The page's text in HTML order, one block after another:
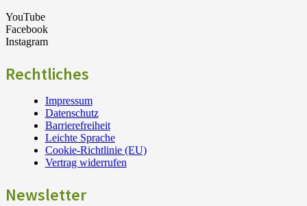
YouTube
Facebook
Instagram
Rechtliches
Impressum
Datenschutz
Barrierefreiheit
Leichte Sprache
Cookie-Richtlinie (EU)
Vertrag widerrufen
Newsletter